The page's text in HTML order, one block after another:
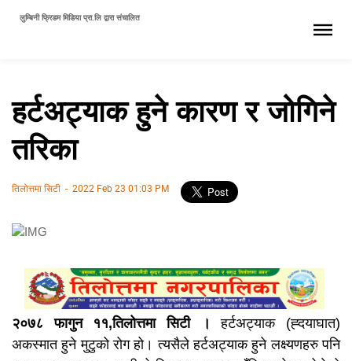
लुम्बिनी फ्रिडम मिडिया प्रा.लि द्वारा संचालित
हर्टअट्याक हुने कारण र जोगिने
तरिका
तिलोत्तमा सिटी - 2022 Feb 23 01:03 PM
२०७८ फागुन ११,तिलोत्तमा सिटी ।हर्टअट्याक (ह्दयाघात)
अकस्मात हुने मुटुको रोग हो। त्यसैले हर्टअट्याक हुने लक्ष्यणहरु पनि